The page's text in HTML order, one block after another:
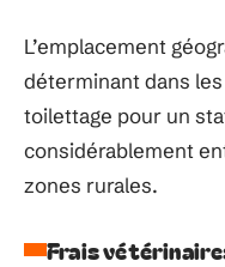
L’emplacement
déterminant dans
toilettage pour un
considérablement
zones rurales.
Frais